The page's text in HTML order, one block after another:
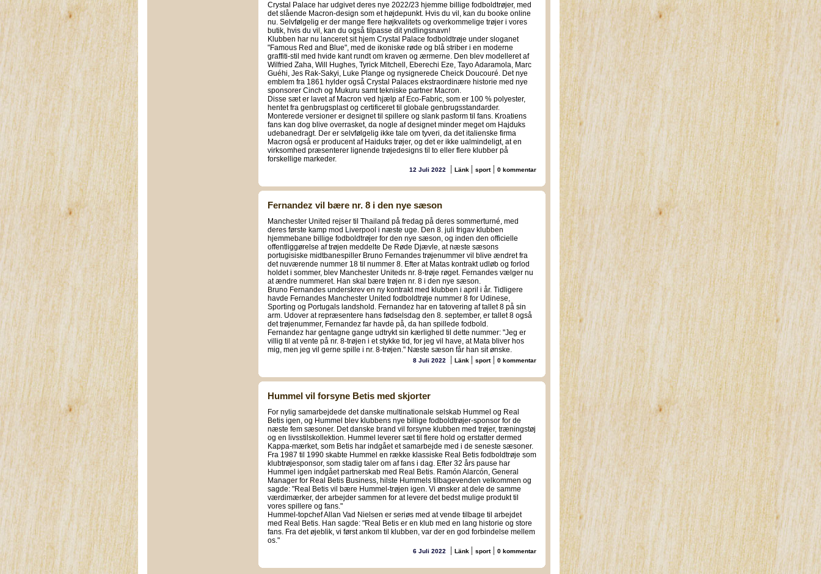
Crystal Palace har udgivet deres nye 2022/23 hjemme billige fodboldtrøjer, med
det slående Macron-design som et højdepunkt. Hvis du vil, kan du booke online
nu. Selvfølgelig er der mange flere højkvalitets og overkommelige trøjer i vores
butik, hvis du vil, kan du også tilpasse dit yndlingsnavn!
Klubben har nu lanceret sit hjem Crystal Palace fodboldtrøje under sloganet
"Famous Red and Blue", med de ikoniske røde og blå striber i en moderne
graffiti-stil med hvide kant rundt om kraven og ærmerne. Den blev modelleret af
Wilfried Zaha, Will Hughes, Tyrick Mitchell, Eberechi Eze, Tayo Adaramola, Marc
Guéhi, Jes Rak-Sakyi, Luke Plange og nysignerede Cheick Doucouré. Det nye
emblem fra 1861 hylder også Crystal Palaces ekstraordinære historie med nye
sponsorer Cinch og Mukuru samt tekniske partner Macron.
Disse sæt er lavet af Macron ved hjælp af Eco-Fabric, som er 100 % polyester,
hentet fra genbrugsplast og certificeret til globale genbrugsstandarder.
Monterede versioner er designet til spillere og slank pasform til fans. Kroatiens
fans kan dog blive overrasket, da nogle af designet minder meget om Hajduks
udebanedragt. Der er selvfølgelig ikke tale om tyveri, da det italienske firma
Macron også er producent af Haiduks trøjer, og det er ikke ualmindeligt, at en
virksomhed præsenterer lignende trøjedesigns til to eller flere klubber på
forskellige markeder.
12 Juli 2022 | Länk | sport| 0 kommentar
Fernandez vil bære nr. 8 i den nye sæson
Manchester United rejser til Thailand på fredag på deres sommerturné, med
deres første kamp mod Liverpool i næste uge. Den 8. juli frigav klubben
hjemmebane billige fodboldtrøjer for den nye sæson, og inden den officielle
offentliggørelse af trøjen meddelte De Røde Djævle, at næste sæsons
portugisiske midtbanespiller Bruno Fernandes trøjenummer vil blive ændret fra
det nuværende nummer 18 til nummer 8. Efter at Matas kontrakt udløb og forlod
holdet i sommer, blev Manchester Uniteds nr. 8-trøje røget. Fernandes vælger nu
at ændre nummeret. Han skal bære trøjen nr. 8 i den nye sæson.
Bruno Fernandes underskrev en ny kontrakt med klubben i april i år. Tidligere
havde Fernandes Manchester United fodboldtrøje nummer 8 for Udinese,
Sporting og Portugals landshold. Fernandez har en tatovering af tallet 8 på sin
arm. Udover at repræsentere hans fødselsdag den 8. september, er tallet 8 også
det trøjenummer, Fernandez far havde på, da han spillede fodbold.
Fernandez har gentagne gange udtrykt sin kærlighed til dette nummer: "Jeg er
villig til at vente på nr. 8-trøjen i et stykke tid, for jeg vil have, at Mata bliver hos
mig, men jeg vil gerne spille i nr. 8-trøjen." Næste sæson får han sit ønske.
8 Juli 2022 | Länk | sport| 0 kommentar
Hummel vil forsyne Betis med skjorter
For nylig samarbejdede det danske multinationale selskab Hummel og Real
Betis igen, og Hummel blev klubbens nye billige fodboldtrøjer-sponsor for de
næste fem sæsoner. Det danske brand vil forsyne klubben med trøjer, træningstøj
og en livsstilskollektion. Hummel leverer sæt til flere hold og erstatter dermed
Kappa-mærket, som Betis har indgået et samarbejde med i de seneste sæsoner.
Fra 1987 til 1990 skabte Hummel en række klassiske Real Betis fodboldtrøje som
klubtrøjesponsor, som stadig taler om af fans i dag. Efter 32 års pause har
Hummel igen indgået partnerskab med Real Betis. Ramón Alarcón, General
Manager for Real Betis Business, hilste Hummels tilbagevenden velkommen og
sagde: "Real Betis vil bære Hummel-trøjen igen. Vi ønsker at dele de samme
værdimærker, der arbejder sammen for at levere det bedst mulige produkt til
vores spillere og fans."
Hummel-topchef Allan Vad Nielsen er seriøs med at vende tilbage til arbejdet
med Real Betis. Han sagde: "Real Betis er en klub med en lang historie og store
fans. Fra det øjeblik, vi først ankom til klubben, var der en god forbindelse mellem
os."
6 Juli 2022 | Länk | sport| 0 kommentar